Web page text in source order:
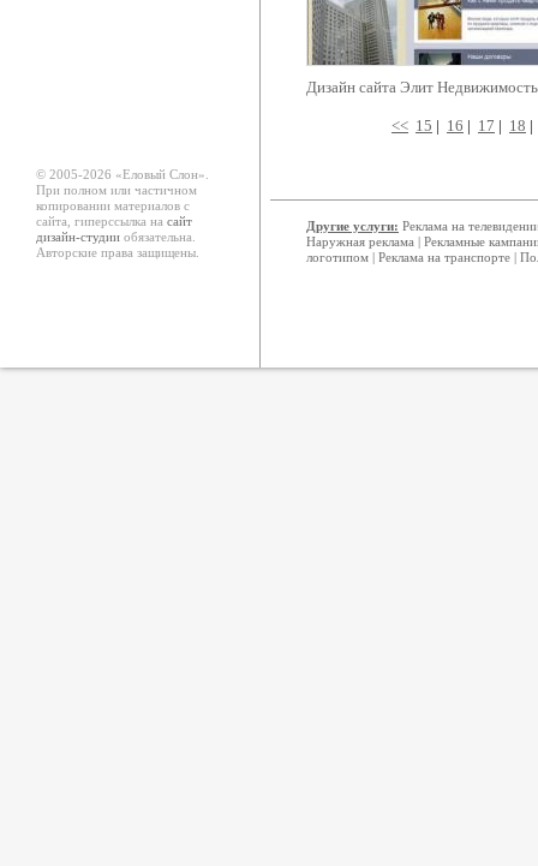
Дизайн сайта Элит Недвижимость
<< 15 | 16 | 17 | 18
© 2005-2026 «Еловый Cлон».
При полном или частичном
копировании материалов с
сайта, гиперссылка на сайт
дизайн-студии обязательна.
Авторские права защищены.
Другие услуги: Реклама на
Наружная реклама | Рекламные
логотипом | Реклама на транспорте |